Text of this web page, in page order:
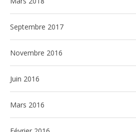
septembre 2017
novembre 2016
juin 2016
mars 2016